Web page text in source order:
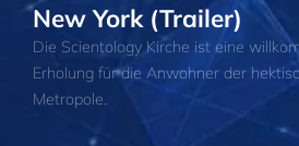
New York (Trailer)
Die Scientology Kirche ist eine
Erholung für die Anwohner der
Metropole.